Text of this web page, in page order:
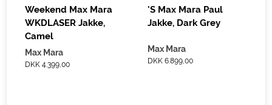
Weekend Max Mara
WKDLASER Jakke,
Camel
Max Mara
DKK 4.399,00
'S Max Mara Paul
Jakke, Dark Grey
Max Mara
DKK 6.899,00